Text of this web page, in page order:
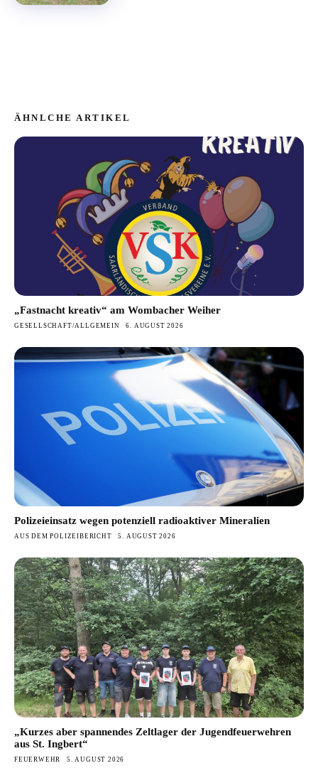
ÄHNLCHE ARTIKEL
„Fastnacht kreativ“ am Wombacher Weiher
GESELLSCHAFT/ALLGEMEIN 6. AUGUST 2026
Polizeieinsatz wegen potenziell radioaktiver Mineralien
AUS DEM POLIZEIBERICHT 5. AUGUST 2026
„Kurzes aber spannendes Zeltlager der Jugendfeuerwehren
aus St. Ingbert“
FEUERWEHR 5. AUGUST 2026